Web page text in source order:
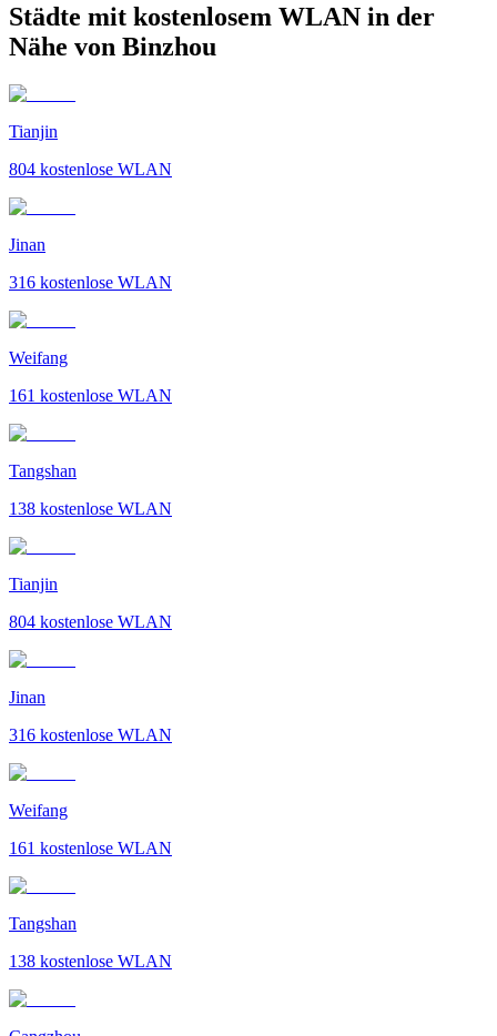
Städte mit kostenlosem WLAN in der
Nähe von Binzhou
Tianjin
804 kostenlose WLAN
Jinan
316 kostenlose WLAN
Weifang
161 kostenlose WLAN
Tangshan
138 kostenlose WLAN
Tianjin
804 kostenlose WLAN
Jinan
316 kostenlose WLAN
Weifang
161 kostenlose WLAN
Tangshan
138 kostenlose WLAN